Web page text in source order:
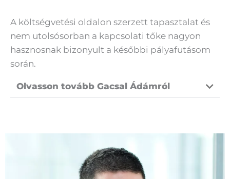
A költségvetési oldalon szerzett tapasztalat és
nem utolsósorban a kapcsolati tőke nagyon
hasznosnak bizonyult a későbbi pályafutásom
során.
Olvasson tovább Gacsal Ádámról